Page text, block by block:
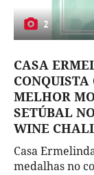
2
CASA
MELHOR
SETÚBAL
WINE
Casa
medalhas no